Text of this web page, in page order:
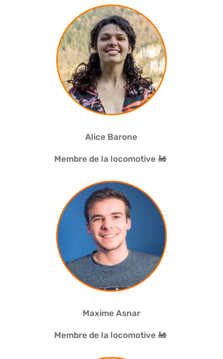
Alice Barone
Membre de la locomotive 🚂
Maxime Asnar
Membre de la locomotive 🚂